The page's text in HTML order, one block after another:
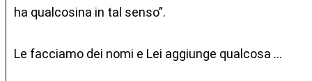
ha qualcosina in tal senso”.
Le facciamo dei nomi e Lei aggiunge qualcosa …